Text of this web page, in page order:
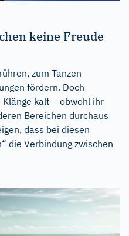
keine Freude
zum Tanzen
fördern. Doch
kalt – obwohl ihr
Bereichen durchaus
dass bei diesen
die Verbindung zwischen